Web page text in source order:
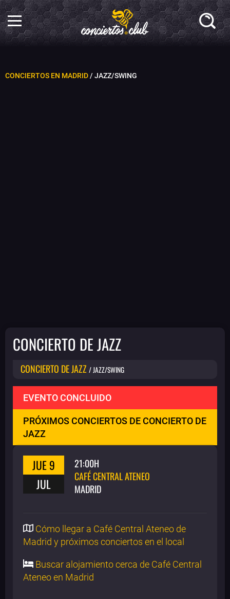
CONCIERTOS EN MADRID/ JAZZ/SWING
CONCIERTO DE JAZZ
CONCIERTO DE JAZZ / JAZZ/SWING
EVENTO CONCLUIDO
PRÓXIMOS CONCIERTOS DE CONCIERTO DE
JAZZ
JUE 9
JUL
21:00H
CAFÉ CENTRAL ATENEO
MADRID
Cómo llegar a Café Central Ateneo de
Madrid y próximos conciertos en el local
Buscar alojamiento cerca de Café Central
Ateneo en Madrid